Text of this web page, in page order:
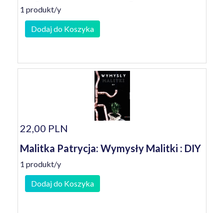
1 produkt/y
Dodaj do Koszyka
22,00 PLN
Malitka Patrycja: Wymysły Malitki : DIY
1 produkt/y
Dodaj do Koszyka